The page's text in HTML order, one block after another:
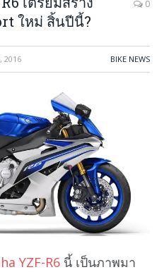
ใหม่ สิ้นปีนี้?
0
2016 BIKE NEWS
YZF-R6 นี้ เป็นภาพมา